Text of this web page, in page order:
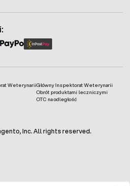
WeterynariiGłówny Inspektorat Weterynarii
Obrót produktami leczniczymi
OTC na odległość
Inc. All rights reserved.